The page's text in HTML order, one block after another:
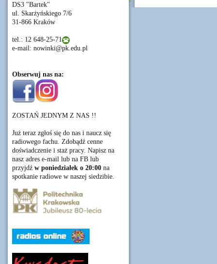
DS3 "Bartek"
ul. Skarżyńskiego 7/6
31-866 Kraków
tel.: 12 648-25-71
e-mail: nowinki@pk.edu.pl
Obserwuj nas na:
ZOSTAŃ JEDNYM Z NAS !!
Już teraz zgłoś się do nas i naucz się
radiowego fachu. Zdobądź cenne
doświadczenie i staż pracy. Napisz na
nasz adres e-mail lub na FB lub
przyjdź w poniedziałek o 20:00 na
spotkanie radiowe w naszej siedzibie.